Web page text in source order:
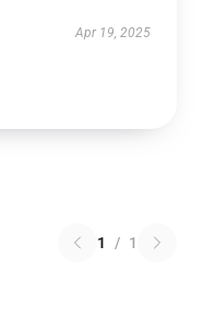
Apr 19, 2025
1 / 1